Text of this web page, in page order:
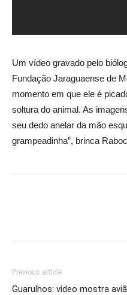
Um vídeo gravado pelo
Fundação Jaraguaense de
momento em que ele é
soltura do animal. As
seu dedo anelar da mão
grampeadinha”, brinca
Previous article
Guarulhos: vídeo mostra